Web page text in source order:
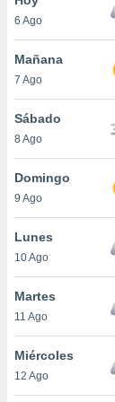
y
en
más
de
6 Ago
Mañana
7 Ago
Sábado
8 Ago
Domingo
9 Ago
Lunes
10 Ago
Martes
11 Ago
Miércoles
12 Ago